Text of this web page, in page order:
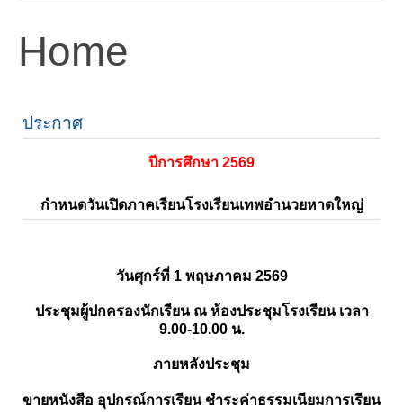
Home
ประกาศ
ปีการศึกษา 2569
กำหนดวันเปิดภาคเรียนโรงเรียนเทพอำนวยหาดใหญ่
วันศุกร์ที่ 1 พฤษภาคม 2569
ประชุมผู้ปกครองนักเรียน ณ ห้องประชุมโรงเรียน เวลา
9.00-10.00 น.
ภายหลังประชุม
ขายหนังสือ อุปกรณ์การเรียน ชำระค่าธรรมเนียมการเรียน